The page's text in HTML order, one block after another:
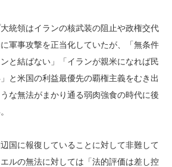
統領はイランの核武装の阻止や政権交代
軍事攻撃を正当化していたが、「無条件
と結ばない」「イランが親米になれば民
と米国の利益最優先の覇権主義をむき出
な無法がまかり通る弱肉強食の時代に後
国に報復していることに対して非難して
ルの無法に対しては「法的評価は差し控